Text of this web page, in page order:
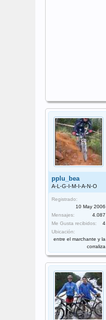
pplu_bea
A-L-G-I-M-I-A-N-O
Registrado:
10 May 2006
Mensajes:
4.087
Me Gusta recibidos:
4
Ubicación:
entre el marchante y la
corraliza